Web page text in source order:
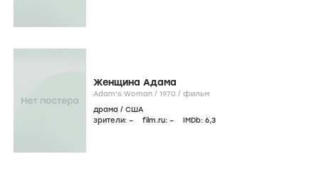
Женщина Адама
Adam's Woman / 1970 / фильм
драма / США
зрители: – film.ru: – IMDb: 6,3